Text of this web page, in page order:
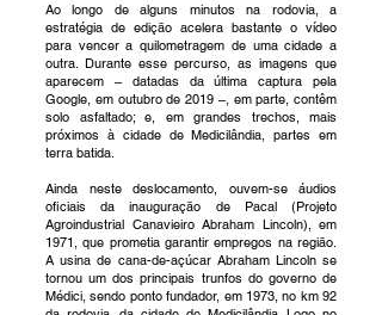
Ao longo de alguns minutos na rodovia, a
estratégia de edição acelera bastante o vídeo
para vencer a quilometragem de uma cidade a
outra. Durante esse percurso, as imagens que
aparecem – datadas da última captura pela
Google, em outubro de 2019 –, em parte, contêm
solo asfaltado; e, em grandes trechos, mais
próximos à cidade de Medicilândia, partes em
terra batida.
Ainda neste deslocamento, ouvem-se áudios
oficiais da inauguração de Pacal (Projeto
Agroindustrial Canavieiro Abraham Lincoln), em
1971, que prometia garantir empregos na região.
A usina de cana-de-açúcar Abraham Lincoln se
tornou um dos principais trunfos do governo de
Médici, sendo ponto fundador, em 1973, no km 92